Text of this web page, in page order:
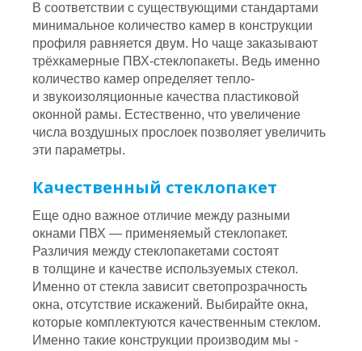
В соответствии с существующими стандартами
минимальное количество камер в конструкции
профиля равняется двум. Но чаще заказывают
трёхкамерные ПВХ-стеклопакеты. Ведь именно
количество камер определяет тепло-
и звукоизоляционные качества пластиковой
оконной рамы. Естественно, что увеличение
числа воздушных прослоек позволяет увеличить
эти параметры.
Качественный стеклопакет
Еще одно важное отличие между разными
окнами ПВХ — применяемый стеклопакет.
Различия между стеклопакетами состоят
в толщине и качестве используемых стекол.
Именно от стекла зависит светопрозрачность
окна, отсутствие искажений. Выбирайте окна,
которые комплектуются качественным стеклом.
Именно такие конструкции производим мы -